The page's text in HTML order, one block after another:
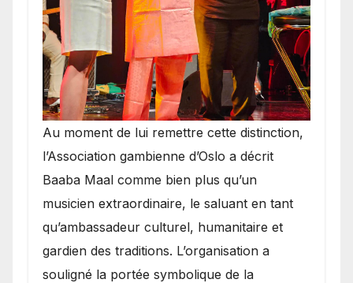
​Au moment de lui remettre cette distinction,
l’Association gambienne d’Oslo a décrit
Baaba Maal comme bien plus qu’un
musicien extraordinaire, le saluant en tant
qu’ambassadeur culturel, humanitaire et
gardien des traditions. L’organisation a
souligné la portée symbolique de la